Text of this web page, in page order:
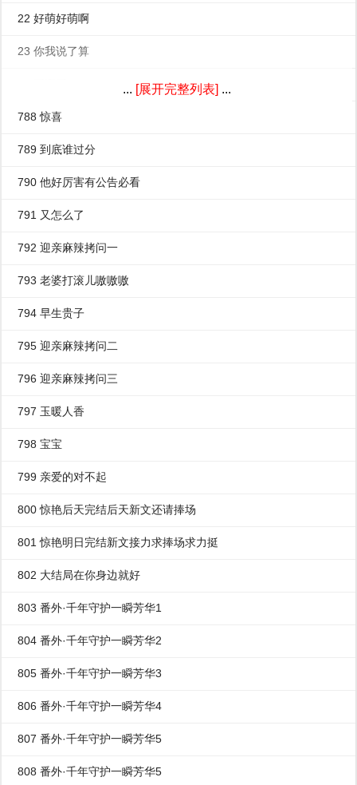
22 好萌好萌啊
23 你我说了算
... [展开完整列表] ...
788 惊喜
789 到底谁过分
790 他好厉害有公告必看
791 又怎么了
792 迎亲麻辣拷问一
793 老婆打滚儿嗷嗷嗷
794 早生贵子
795 迎亲麻辣拷问二
796 迎亲麻辣拷问三
797 玉暖人香
798 宝宝
799 亲爱的对不起
800 惊艳后天完结后天新文还请捧场
801 惊艳明日完结新文接力求捧场求力挺
802 大结局在你身边就好
803 番外·千年守护一瞬芳华1
804 番外·千年守护一瞬芳华2
805 番外·千年守护一瞬芳华3
806 番外·千年守护一瞬芳华4
807 番外·千年守护一瞬芳华5
808 番外·千年守护一瞬芳华5